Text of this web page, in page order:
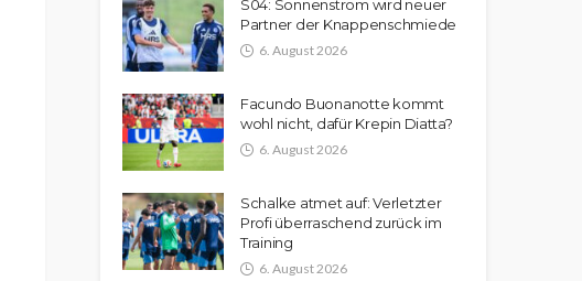
S04: Sonnenstrom wird neuer
Partner der Knappenschmiede
6. August 2026
Facundo Buonanotte kommt
wohl nicht, dafür Krepin Diatta?
6. August 2026
Schalke atmet auf: Verletzter
Profi überraschend zurück im
Training
6. August 2026